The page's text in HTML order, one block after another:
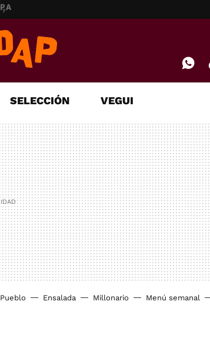
SELECCIÓN VEGUI
Pueblo Ensalada Millonario Menú semanal